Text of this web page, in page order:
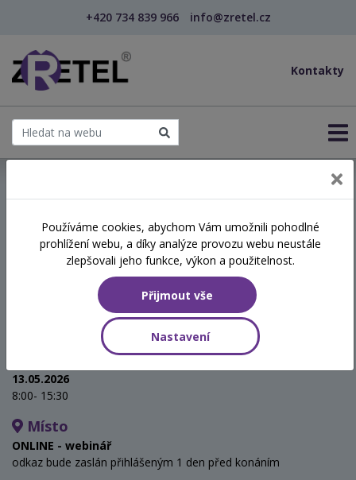
+420 734 839 966 info@zretel.cz
Kontakty
šablony
Wellbeing jako součást
sociálně-emočních
dovedností (webinář)
13.05.2026
8:00- 15:30
Místo
ONLINE - webinář
odkaz bude zaslán přihlášeným 1 den před konáním
Používáme cookies, abychom Vám umožnili pohodlné
prohlížení webu, a díky analýze provozu webu neustále
zlepšovali jeho funkce, výkon a použitelnost.
Přijmout vše
Nastavení